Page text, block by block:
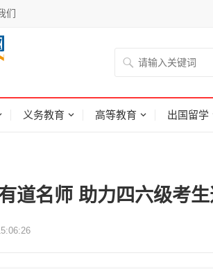
们
义务教育 高等教育 出国留学
道名师 助力四六级考